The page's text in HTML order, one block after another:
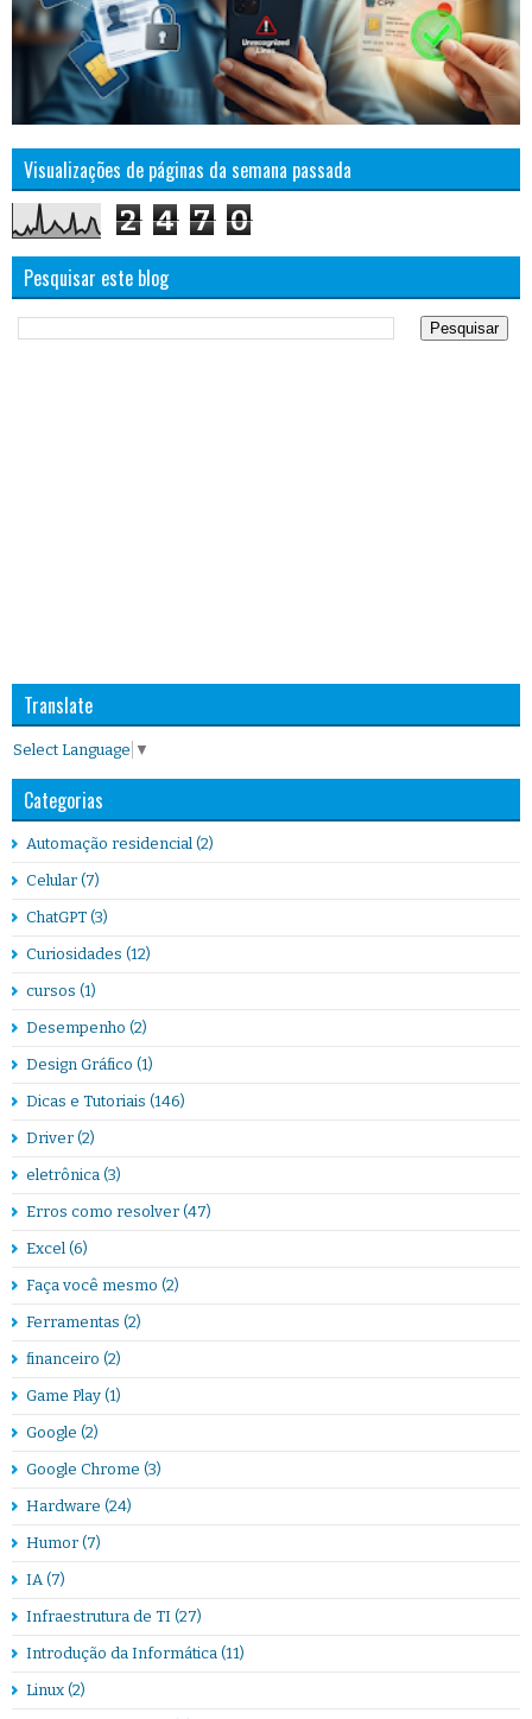
Visualizações de páginas da semana passada
2 4 7 0
Pesquisar este blog
Translate
Select Language ▼
Categorias
Automação residencial (2)
Celular (7)
ChatGPT (3)
Curiosidades (12)
cursos (1)
Desempenho (2)
Design Gráfico (1)
Dicas e Tutoriais (146)
Driver (2)
eletrônica (3)
Erros como resolver (47)
Excel (6)
Faça você mesmo (2)
Ferramentas (2)
financeiro (2)
Game Play (1)
Google (2)
Google Chrome (3)
Hardware (24)
Humor (7)
IA (7)
Infraestrutura de TI (27)
Introdução da Informática (11)
Linux (2)